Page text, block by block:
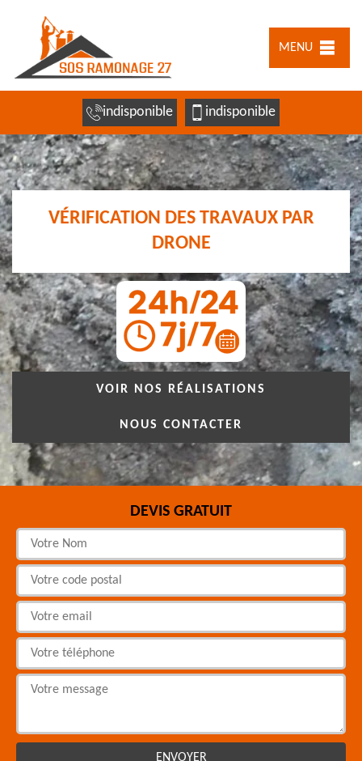
MENU
indisponible indisponible
VÉRIFICATION DES TRAVAUX PAR
DRONE
VOIR NOS RÉALISATIONS
NOUS CONTACTER
DEVIS GRATUIT